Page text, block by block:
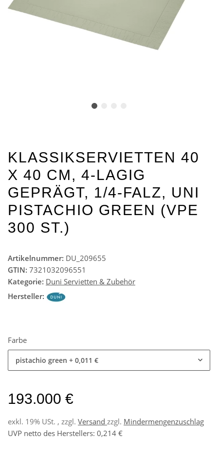
KLASSIKSERVIETTEN 40
X 40 CM, 4-LAGIG
GEPRÄGT, 1/4-FALZ, UNI
PISTACHIO GREEN (VPE
300 ST.)
Artikelnummer: DU_209655
GTIN: 7321032096551
Kategorie: Duni Servietten & Zubehör
Hersteller:
Farbe
pistachio green + 0,011 €
193.000 €
exkl. 19% USt. , zzgl. Versand zzgl. Mindermengenzuschlag
UVP netto des Herstellers: 0,214 €